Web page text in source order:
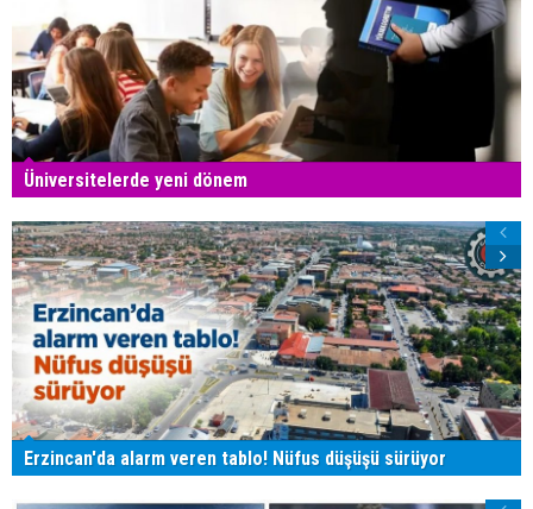
Üniversitelerde yeni dönem
Erzincan'da alarm veren tablo! Nüfus düşüşü sürüyor